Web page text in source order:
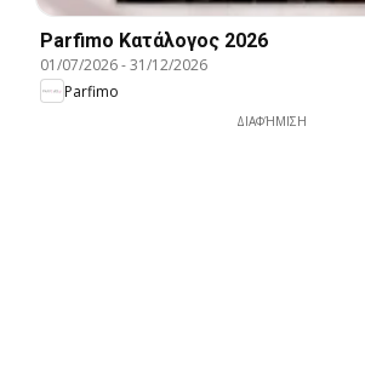
Parfimo Kατάλογος 2026
01/07/2026-31/12/2026
Parfimo
ΔΙΑΦΉΜΙΣΗ